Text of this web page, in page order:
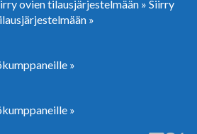
ovien tilausjärjestelmään » Siirry
»
»
»